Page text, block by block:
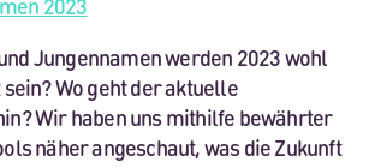
Jungennamen werden 2023 wohl
Wo geht der aktuelle
Wir haben uns mithilfe bewährter
näher angeschaut, was die Zukunft